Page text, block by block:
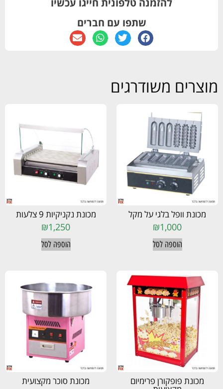
שתפו עם חברים
מוצרים משודרגים
מכונת וופל בלגי על מקל
₪1,000
הוספה לסל
מכונת נקניקיות 9 צלעות
₪1,250
הוספה לסל
מכונת פופקורן פרימיום מכונת סוכר מקצועית